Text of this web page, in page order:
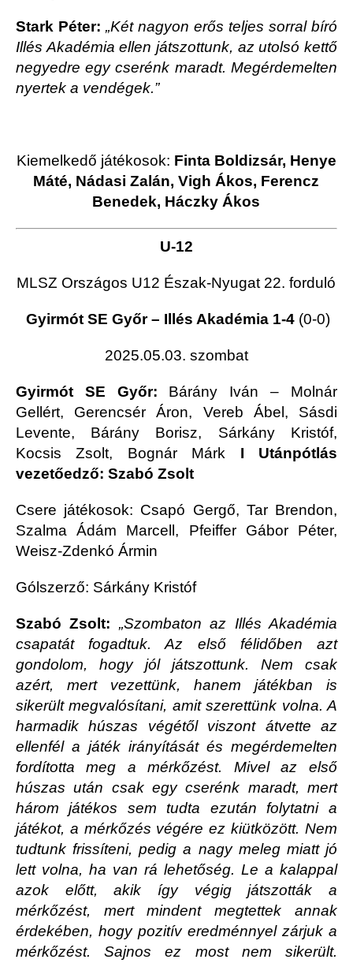
Stark Péter: „Két nagyon erős teljes sorral bíró
Illés Akadémia ellen játszottunk, az utolsó kettő
negyedre egy cserénk maradt. Megérdemelten
nyertek a vendégek.”
Kiemelkedő játékosok: Finta Boldizsár, Henye
Máté, Nádasi Zalán, Vigh Ákos, Ferencz
Benedek, Háczky Ákos
U-12
MLSZ Országos U12 Észak-Nyugat 22. forduló
Gyirmót SE Győr – Illés Akadémia 1-4 (0-0)
2025.05.03. szombat
Gyirmót SE Győr: Bárány Iván – Molnár
Gellért, Gerencsér Áron, Vereb Ábel, Sásdi
Levente, Bárány Borisz, Sárkány Kristóf,
Kocsis Zsolt, Bognár Márk I Utánpótlás
vezetőedző: Szabó Zsolt
Csere játékosok: Csapó Gergő, Tar Brendon,
Szalma Ádám Marcell, Pfeiffer Gábor Péter,
Weisz-Zdenkó Ármin
Gólszerző: Sárkány Kristóf
Szabó Zsolt: „Szombaton az Illés Akadémia
csapatát fogadtuk. Az első félidőben azt
gondolom, hogy jól játszottunk. Nem csak
azért, mert vezettünk, hanem játékban is
sikerült megvalósítani, amit szerettünk volna. A
harmadik húszas végétől viszont átvette az
ellenfél a játék irányítását és megérdemelten
fordította meg a mérkőzést. Mivel az első
húszas után csak egy cserénk maradt, mert
három játékos sem tudta ezután folytatni a
játékot, a mérkőzés végére ez kiütközött. Nem
tudtunk frissíteni, pedig a nagy meleg miatt jó
lett volna, ha van rá lehetőség. Le a kalappal
azok előtt, akik így végig játszották a
mérkőzést, mert mindent megtettek annak
érdekében, hogy pozitív eredménnyel zárjuk a
mérkőzést. Sajnos ez most nem sikerült.